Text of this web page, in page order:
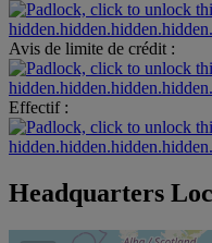
Avis de limite de crédit :
Effectif :
Headquarters